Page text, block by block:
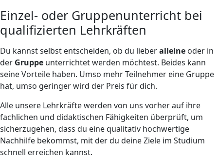
Einzel- oder Gruppenunterricht bei
qualifizierten Lehrkräften
Du kannst selbst entscheiden, ob du lieberalleine oder in
der Gruppe unterrichtet werden möchtest. Beides kann
seine Vorteile haben. Umso mehr Teilnehmer eine Gruppe
hat, umso geringer wird der Preis für dich.
Alle unsere Lehrkräfte werden von uns vorher auf ihre
fachlichen und didaktischen Fähigkeiten überprüft, um
sicherzugehen, dass du eine qualitativ hochwertige
Nachhilfe bekommst, mit der du deine Ziele im Studium
schnell erreichen kannst.